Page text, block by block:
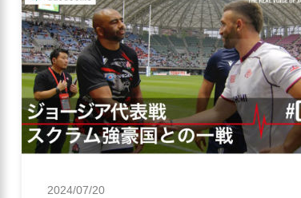
2024/07/20